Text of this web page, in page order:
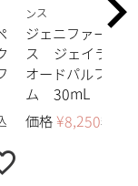
ンス
ジェニファーロペ
ス ジェイラブ
オードパルファ
ム 30mL
価格 ¥8,250税込